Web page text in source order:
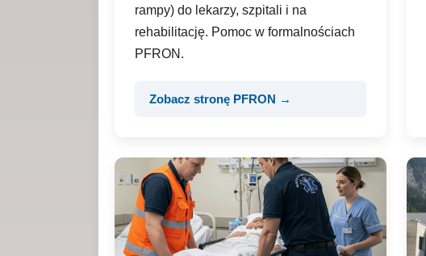
rampy) do lekarzy, szpitali i na
rehabilitację. Pomoc w formalnościach
PFRON.
Zobacz stronę PFRON →